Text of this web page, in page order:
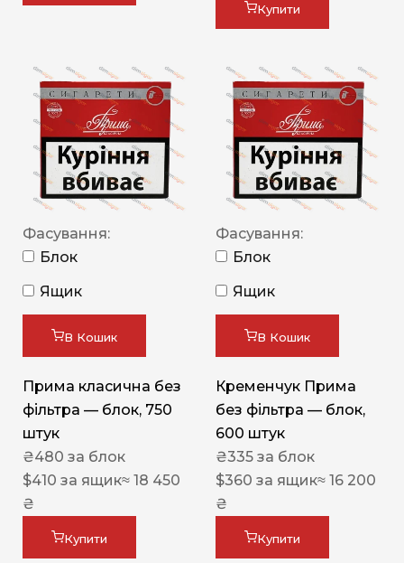
Купити
Фасування:
Блок
Ящик
В Кошик
Прима класична без
фільтра — блок, 750
штук
₴480 за блок
$410 за ящик≈ 18 450
₴
Купити
Фасування:
Блок
Ящик
В Кошик
Кременчук Прима
без фільтра — блок,
600 штук
₴335 за блок
$360 за ящик≈ 16 200
₴
Купити